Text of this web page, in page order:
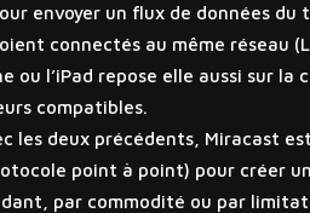
envoyer un flux de données du
connectés au même réseau
ou l’iPad repose elle aussi sur
compatibles.
les deux précédents, Miracast
point à point) pour créer
par commodité ou par